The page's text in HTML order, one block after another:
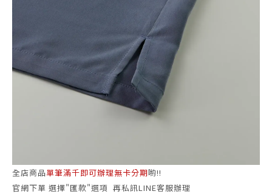
全店商品單筆滿千即可辦理無卡分期喲!!
官網下單 選擇"匯款"選項 再私訊LINE客服辦理